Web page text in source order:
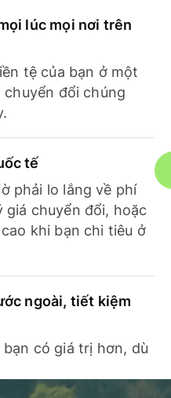
lúc mọi nơi trên
tệ của bạn ở một
chuyển đổi chúng
tế
phải lo lắng về phí
giá chuyển đổi, hoặc
khi bạn chi tiêu ở
ngoài, tiết kiệm
bạn có giá trị hơn, dù